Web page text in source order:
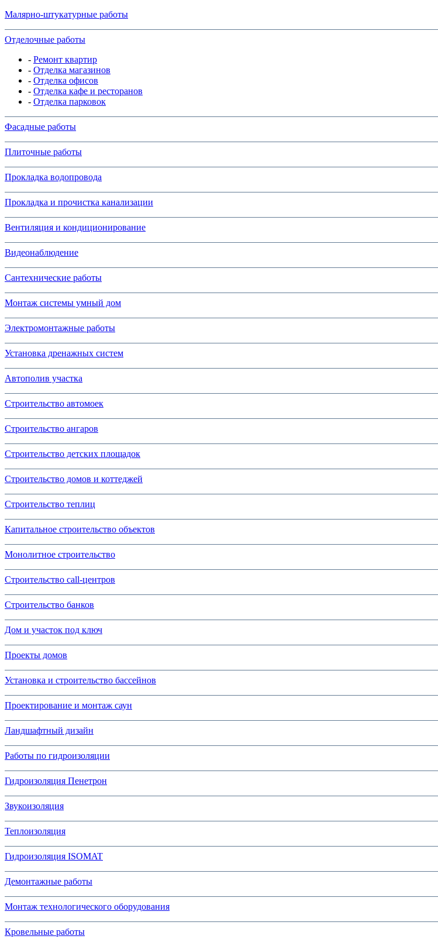
Малярно-штукатурные работы
Отделочные работы
- Ремонт квартир
- Отделка магазинов
- Отделка офисов
- Отделка кафе и ресторанов
- Отделка парковок
Фасадные работы
Плиточные работы
Прокладка водопровода
Прокладка и прочистка канализации
Вентиляция и кондиционирование
Видеонаблюдение
Сантехнические работы
Монтаж системы умный дом
Электромонтажные работы
Установка дренажных систем
Автополив участка
Строительство автомоек
Строительство ангаров
Строительство детских площадок
Строительство домов и коттеджей
Строительство теплиц
Капитальное строительство объектов
Монолитное строительство
Строительство call-центров
Строительство банков
Дом и участок под ключ
Проекты домов
Установка и строительство бассейнов
Проектирование и монтаж саун
Ландшафтный дизайн
Работы по гидроизоляции
Гидроизоляция Пенетрон
Звукоизоляция
Теплоизоляция
Гидроизоляция ISOMAT
Демонтажные работы
Монтаж технологического оборудования
Кровельные работы